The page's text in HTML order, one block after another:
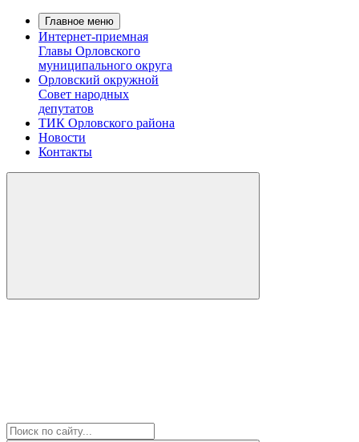
Главное меню
Интернет-приемная
Главы Орловского
муниципального округа
Орловский окружной
Совет народных
депутатов
ТИК Орловского района
Новости
Контакты